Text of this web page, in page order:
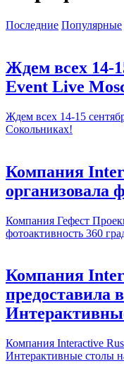
Последние Популярные
Ждем всех 14-
Event Live
Ждем всех 14-15
Сокольниках!
Компания
организовала
Компания Гефест
фотоактивность 360
Компания
предоставила
Компания Interactive
Интерактивные столы